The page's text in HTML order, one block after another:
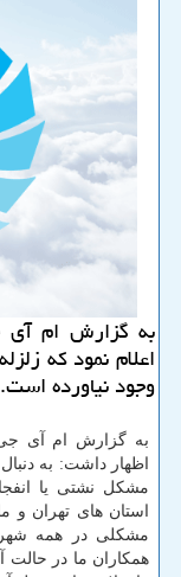
به گزارش ام
اعلام نمود كه
وجود نیاورده است.
به گزارش ام آی
اظهار داشت: به
مشکل نشتی یا
استان های تهران و
مشکلی در همه
همکاران ما در حالت